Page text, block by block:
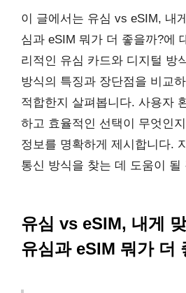
이 글에서는 유심 vs eSIM, 내
심과 eSIM 뭐가 더 좋을까?에
리적인 유심 카드와 디지털 방
방식의 특징과 장단점을 비교
적합한지 살펴봅니다. 사용자
하고 효율적인 선택이 무엇인
정보를 명확하게 제시합니다.
통신 방식을 찾는 데 도움이 될
유심 vs eSIM, 내게
유심과 eSIM 뭐가 더